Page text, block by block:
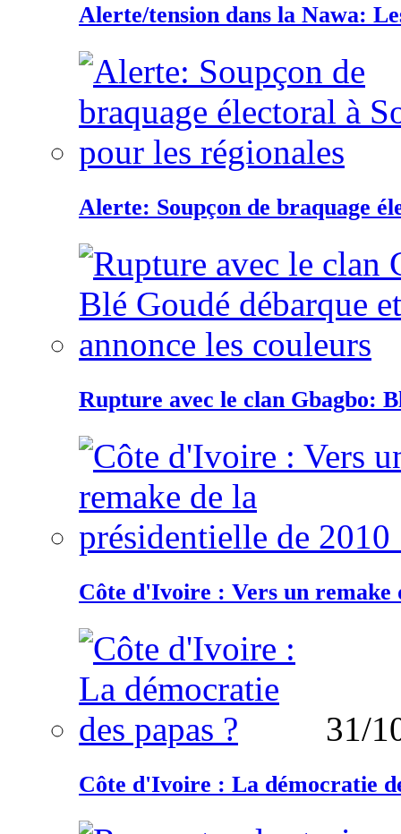
Alerte/tension dans la Nawa:
Alerte: Soupçon de braquage
Rupture avec le clan Gbagbo:
Côte d'Ivoire : Vers un remake
31/
Côte d'Ivoire : La démocratie